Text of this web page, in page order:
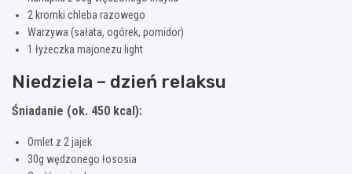
2 kromki chleba razowego
Warzywa (sałata, ogórek, pomidor)
1 łyżeczka majonezu light
Niedziela – dzień relaksu
Śniadanie (ok. 450 kcal):
Omlet z 2 jajek
30g wędzonego łososia